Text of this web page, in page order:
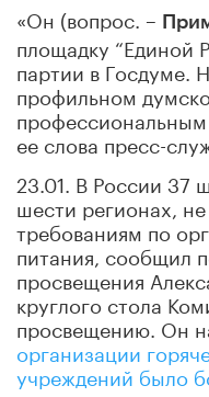
«Он (вопрос. –
площадку “Единой
партии в Госдуме.
профильном
ее слова пресс-
23.01. В России 37
шести регионах,
требованиям по
питания, сообщил
просвещения
круглого стола
просвещению. Он
организации
учреждений было